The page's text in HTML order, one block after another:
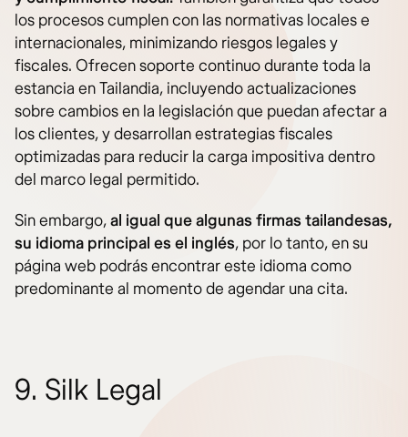
los procesos cumplen con las normativas locales e
internacionales, minimizando riesgos legales y
fiscales. Ofrecen soporte continuo durante toda la
estancia en Tailandia, incluyendo actualizaciones
sobre cambios en la legislación que puedan afectar a
los clientes, y desarrollan estrategias fiscales
optimizadas para reducir la carga impositiva dentro
del marco legal permitido.
Sin embargo,al igual que algunas firmas tailandesas,
su idioma principal es el inglés, por lo tanto, en su
página web podrás encontrar este idioma como
predominante al momento de agendar una cita.
9. Silk Legal